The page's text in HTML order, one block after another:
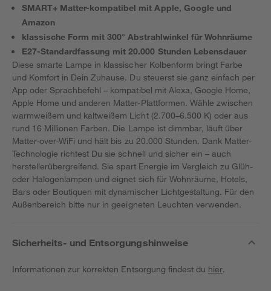
SMART+ Matter-kompatibel mit Apple, Google und
Amazon
klassische Form mit 300° Abstrahlwinkel für Wohnräume
E27-Standardfassung mit 20.000 Stunden Lebensdauer
Diese smarte Lampe in klassischer Kolbenform bringt Farbe
und Komfort in Dein Zuhause. Du steuerst sie ganz einfach per
App oder Sprachbefehl – kompatibel mit Alexa, Google Home,
Apple Home und anderen Matter-Plattformen. Wähle zwischen
warmweißem und kaltweißem Licht (2.700–6.500 K) oder aus
rund 16 Millionen Farben. Die Lampe ist dimmbar, läuft über
Matter-over-WiFi und hält bis zu 20.000 Stunden. Dank Matter-
Technologie richtest Du sie schnell und sicher ein – auch
herstellerübergreifend. Sie spart Energie im Vergleich zu Glüh-
oder Halogenlampen und eignet sich für Wohnräume, Hotels,
Bars oder Boutiquen mit dynamischer Lichtgestaltung. Für den
Außenbereich bitte nur in geeigneten Leuchten verwenden.
Sicherheits- und Entsorgungshinweise
Informationen zur korrekten Entsorgung findest du hier.